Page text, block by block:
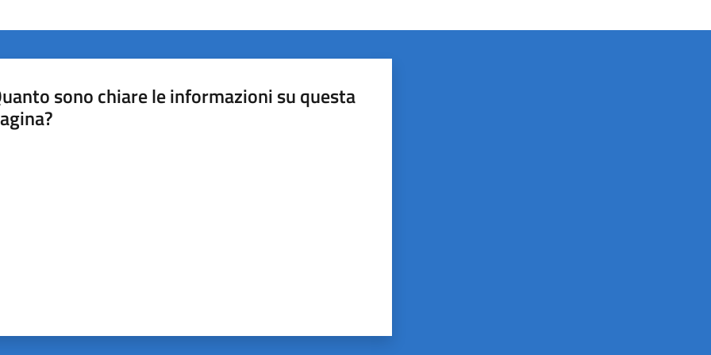
sono chiare le informazioni su questa